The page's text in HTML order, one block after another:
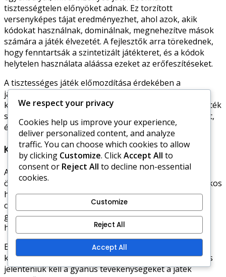
tisztességtelen előnyöket adnak. Ez torzított
versenyképes tájat eredményezhet, ahol azok, akik
kódokat használnak, dominálnak, megnehezítve mások
számára a játék élvezetét. A fejlesztők arra törekednek,
hogy fenntartsák a szintetizált játékteret, és a kódok
helytelen használata aláássa ezeket az erőfeszítéseket.
A tisztességes játék előmozdítása érdekében a
játékosoknak a készségeik és stratégiáik fejlesztésére
kell összpontosítaniuk, nem pedig a rövidítésekre. A játék
szándékos élvezete egészségesebb közösséget teremt,
és javítja a játékélményt mindenki számára.
Kihasználó gyakorlatok
A karakterkódok használata kihasználó gyakorlatokat
ösztönözhet a Hero Wars közösségében. Néhány játékos
harmadik fél eladóktól vásárolhat kódokat, ami
csalásokhoz és pénzvesztéshez vezethet. Ezek a
gyakorlatok nemcsak az egyes játékosokat károsítják,
hanem a játék hírnevét is rontják.
Ennek megakadályozása érdekében a játékosoknak
kerülniük kell a kódokkal kapcsolatos tranzakciókat, és
jelenteniük kell a gyanús tevékenységeket a játék
We respect your privacy
Cookies help us improve your experience,
deliver personalized content, and analyze
traffic. You can choose which cookies to allow
by clicking Customize. ClickAccept All to
consent or Reject All to decline non-essential
cookies.
Customize
Reject All
Accept All